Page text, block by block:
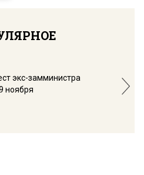
экс-замминистра
ноября